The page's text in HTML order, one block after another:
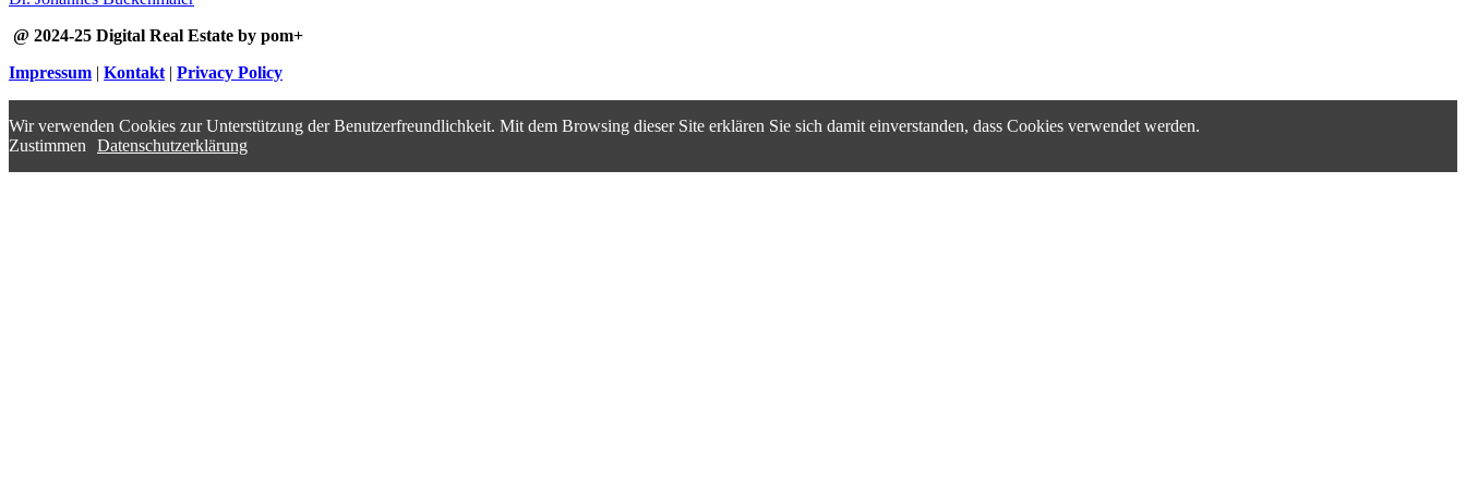
@ 2024-25 Digital Real Estate by pom+
Impressum | Kontakt | Privacy Policy
Wir verwenden Cookies zur Unterstützung der Benutzerfreundlichkeit. Mit dem Browsing dieser Site erklären Sie sich damit einverstanden, dass Cookies verwendet werden.
Zustimmen
Datenschutzerklärung